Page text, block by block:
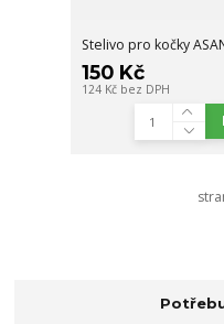
Stelivo pro kočky
150 Kč
124 Kč bez DPH